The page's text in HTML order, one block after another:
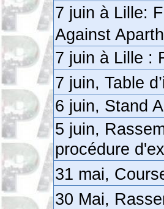
7 juin à Lille:
Against
7 juin à Lille :
7 juin, Table
6 juin, Stand
5 juin,
procédure
31 mai,
30 Mai,